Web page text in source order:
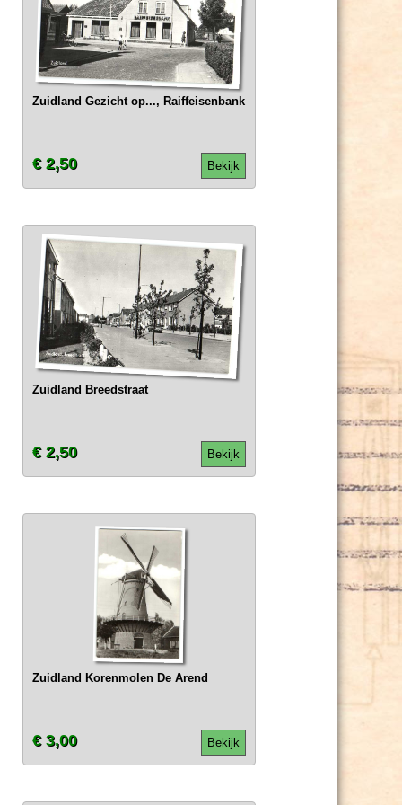
Zuidland Gezicht op..., Raiffeisenbank
Bekijk
€ 2,50
Zuidland Breedstraat
Bekijk
€ 2,50
Zuidland Korenmolen De Arend
Bekijk
€ 3,00